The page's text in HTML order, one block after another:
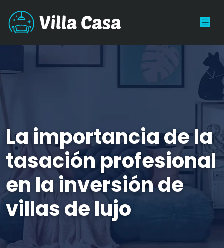
La importancia de la
tasación profesional
en la inversión de
villas de lujo